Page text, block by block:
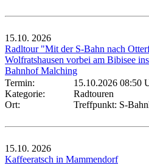
15.10. 2026
Radltour "Mit der S-Bahn nach
Wolfratshausen vorbei am Bibisee
Bahnhof Malching
Termin:
15.10.2026 08:50
Kategorie:
Radtouren
Ort:
Treffpunkt: S-
15.10. 2026
Kaffeeratsch in Mammendorf